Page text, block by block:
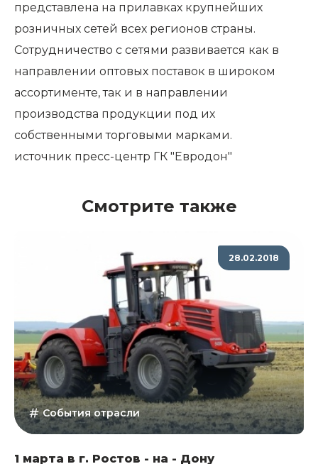
представлена на прилавках крупнейших
розничных сетей всех регионов страны.
Сотрудничество с сетями развивается как в
направлении оптовых поставок в широком
ассортименте, так и в направлении
производства продукции под их
собственными торговыми марками.
источник пресс-центр ГК "Евродон"
Смотрите также
28.02.2018
События отрасли
1 марта в г. Ростов - на - Дону